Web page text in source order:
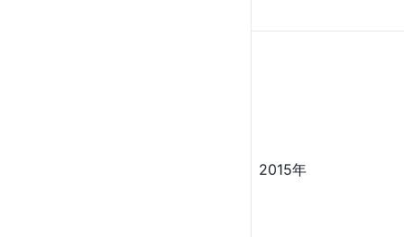
2015年